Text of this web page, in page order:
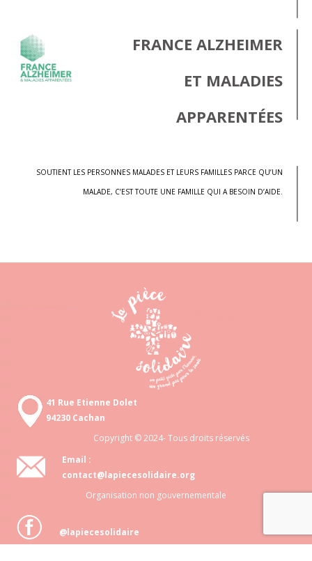
FRANCE ALZHEIMER
ET MALADIES
APPARENTÉES
SOUTIENT LES PERSONNES MALADES ET LEURS FAMILLES PARCE QU’UN
MALADE, C’EST TOUTE UNE FAMILLE QUI A BESOIN D’AIDE.
41 Rue Etienne Dolet
94230 Cachan
Copyright © 2024- Tous droits réservés
Email :
contact@lapiecesolidaire.org
Organisation non gouvernementale
@lapiecesolidaire